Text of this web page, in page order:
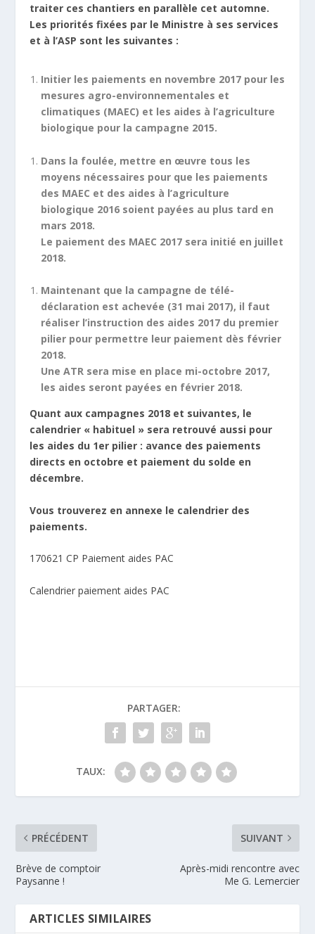
traiter ces chantiers en parallèle cet automne.
Les priorités fixées par le Ministre à ses services
et à l’ASP sont les suivantes :
Initier les paiements en novembre 2017 pour les
mesures agro-environnementales et
climatiques (MAEC) et les aides à l’agriculture
biologique pour la campagne 2015.
Dans la foulée, mettre en œuvre tous les
moyens nécessaires pour que les paiements
des MAEC et des aides à l’agriculture
biologique 2016 soient payées au plus tard en
mars 2018.
Le paiement des MAEC 2017 sera initié en juillet
2018.
Maintenant que la campagne de télé-
déclaration est achevée (31 mai 2017), il faut
réaliser l’instruction des aides 2017 du premier
pilier pour permettre leur paiement dès février
2018.
Une ATR sera mise en place mi-octobre 2017,
les aides seront payées en février 2018.
Quant aux campagnes 2018 et suivantes, le
calendrier « habituel » sera retrouvé aussi pour
les aides du 1er pilier : avance des paiements
directs en octobre et paiement du solde en
décembre.
Vous trouverez en annexe le calendrier des
paiements.
170621 CP Paiement aides PAC
Calendrier paiement aides PAC
PARTAGER:
TAUX:
PRÉCÉDENT
Brève de comptoir
Paysanne !
SUIVANT
Après-midi rencontre avec
Me G. Lemercier
ARTICLES SIMILAIRES